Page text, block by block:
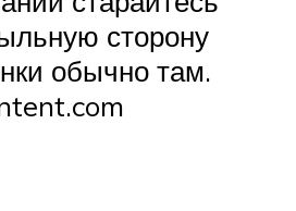
сторону
обычно там.